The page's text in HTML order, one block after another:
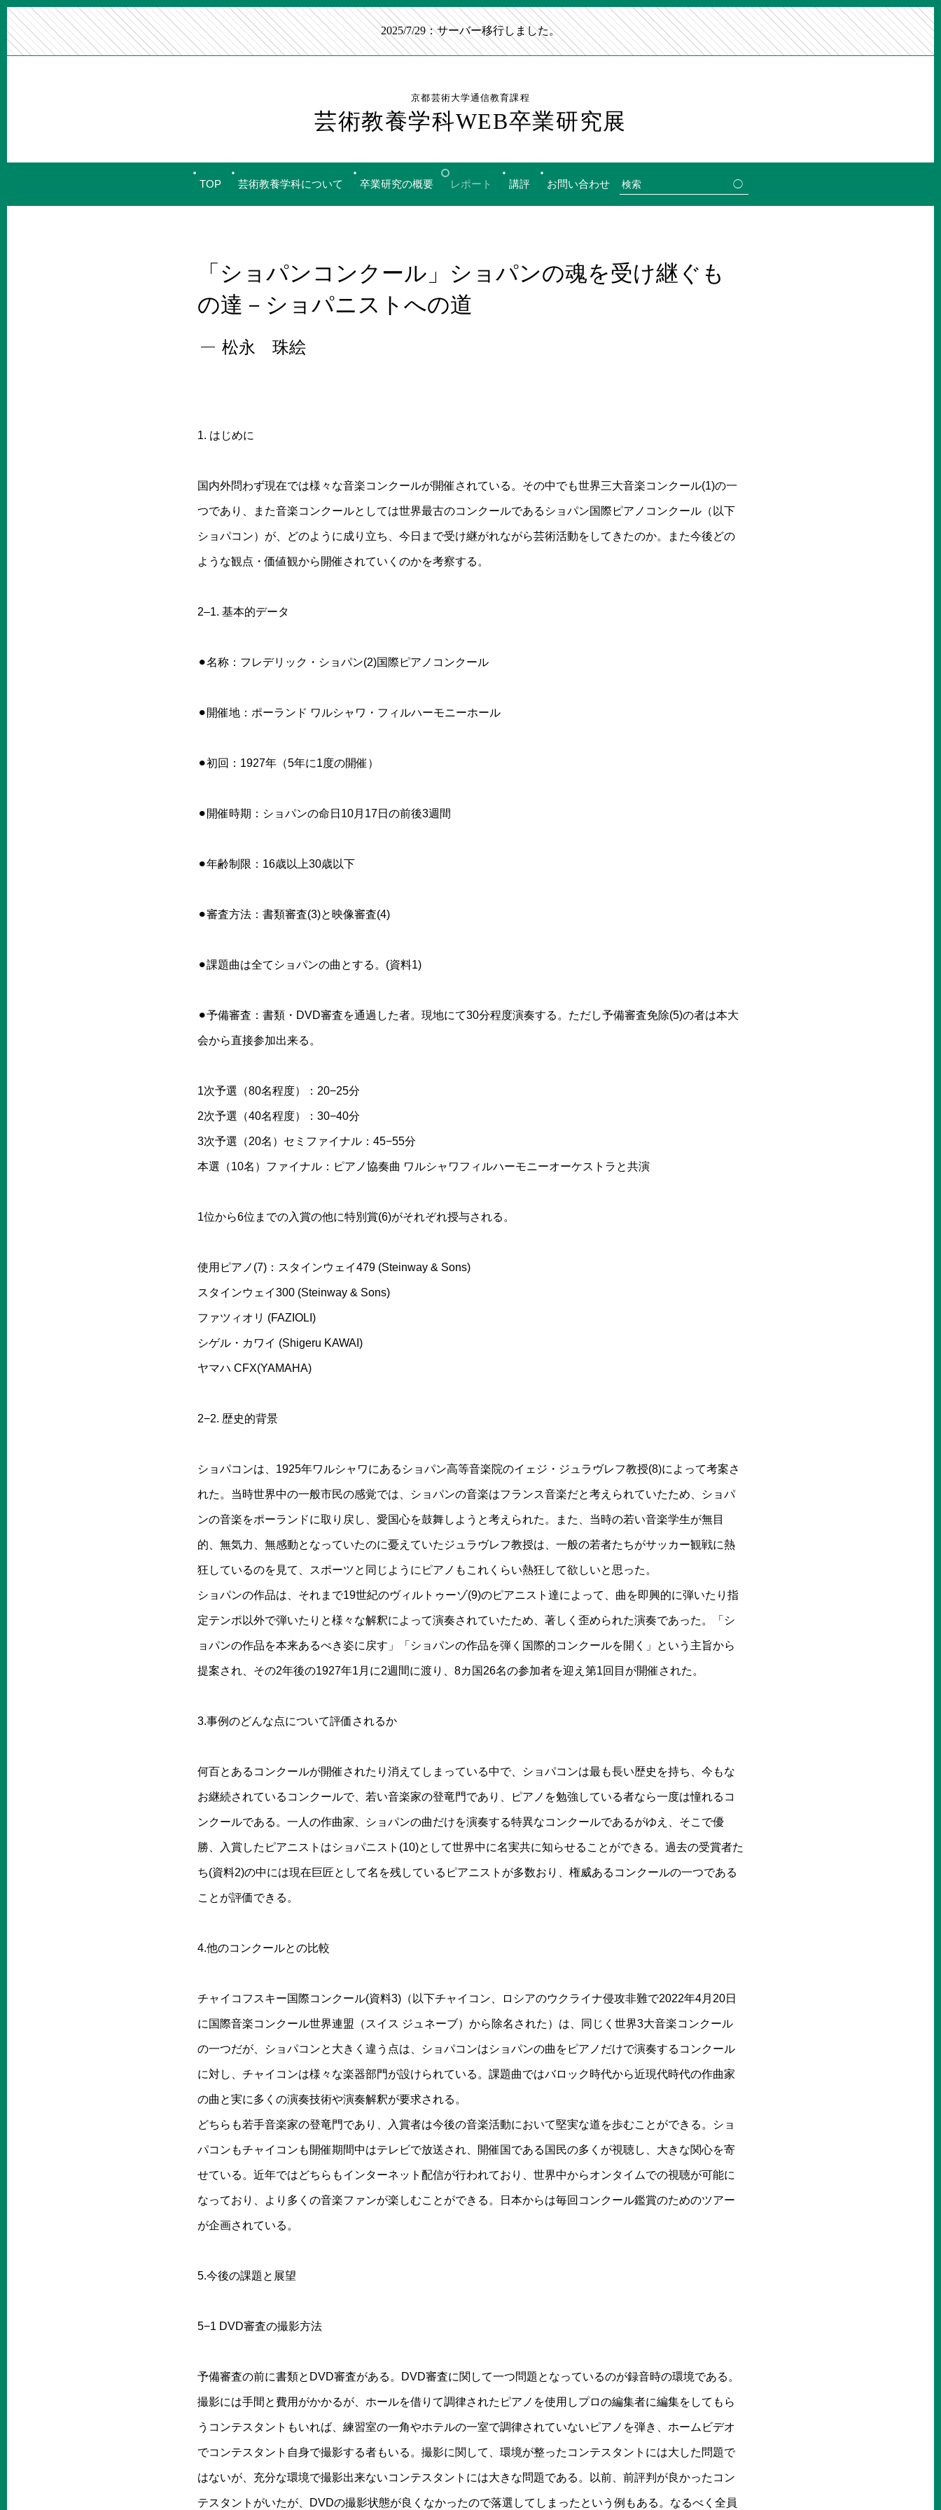
2025/7/29：サーバー移行しました。
京都芸術大学通信教育課程
芸術教養学科WEB卒業研究展
TOP 芸術教養学科について 卒業研究の概要 レポート 講評 お問い合わせ
「ショパンコンクール」ショパンの魂を受け継ぐも
の達－ショパニストへの道
松永 珠絵
1. はじめに
国内外問わず現在では様々な音楽コンクールが開催されている。その中でも世界三大音楽コンクール(1)の一
つであり、また音楽コンクールとしては世界最古のコンクールであるショパン国際ピアノコンクール（以下
ショパコン）が、どのように成り立ち、今日まで受け継がれながら芸術活動をしてきたのか。また今後どの
ような観点・価値観から開催されていくのかを考察する。
2–1. 基本的データ
⚫︎名称：フレデリック・ショパン(2)国際ピアノコンクール
⚫︎開催地：ポーランド ワルシャワ・フィルハーモニーホール
⚫︎初回：1927年（5年に1度の開催）
⚫︎開催時期：ショパンの命日10月17日の前後3週間
⚫︎年齢制限：16歳以上30歳以下
⚫︎審査方法：書類審査(3)と映像審査(4)
⚫︎課題曲は全てショパンの曲とする。(資料1)
⚫︎予備審査：書類・DVD審査を通過した者。現地にて30分程度演奏する。ただし予備審査免除(5)の者は本大
会から直接参加出来る。
1次予選（80名程度）：20−25分
2次予選（40名程度）：30−40分
3次予選（20名）セミファイナル：45−55分
本選（10名）ファイナル：ピアノ協奏曲 ワルシャワフィルハーモニーオーケストラと共演
1位から6位までの入賞の他に特別賞(6)がそれぞれ授与される。
使用ピアノ(7)：スタインウェイ479 (Steinway & Sons)
スタインウェイ300 (Steinway & Sons)
ファツィオリ (FAZIOLI)
シゲル・カワイ (Shigeru KAWAI)
ヤマハ CFX(YAMAHA)
2−2. 歴史的背景
ショパコンは、1925年ワルシャワにあるショパン高等音楽院のイェジ・ジュラヴレフ教授(8)によって考案さ
れた。当時世界中の一般市民の感覚では、ショパンの音楽はフランス音楽だと考えられていたため、ショパ
ンの音楽をポーランドに取り戻し、愛国心を鼓舞しようと考えられた。また、当時の若い音楽学生が無目
的、無気力、無感動となっていたのに憂えていたジュラヴレフ教授は、一般の若者たちがサッカー観戦に熱
狂しているのを見て、スポーツと同じようにピアノもこれくらい熱狂して欲しいと思った。
ショパンの作品は、それまで19世紀のヴィルトゥーゾ(9)のピアニスト達によって、曲を即興的に弾いたり指
定テンポ以外で弾いたりと様々な解釈によって演奏されていたため、著しく歪められた演奏であった。「シ
ョパンの作品を本来あるべき姿に戻す」「ショパンの作品を弾く国際的コンクールを開く」という主旨から
提案され、その2年後の1927年1月に2週間に渡り、8カ国26名の参加者を迎え第1回目が開催された。
3.事例のどんな点について評価されるか
何百とあるコンクールが開催されたり消えてしまっている中で、ショパコンは最も長い歴史を持ち、今もな
お継続されているコンクールで、若い音楽家の登竜門であり、ピアノを勉強している者なら一度は憧れるコ
ンクールである。一人の作曲家、ショパンの曲だけを演奏する特異なコンクールであるがゆえ、そこで優
勝、入賞したピアニストはショパニスト(10)として世界中に名実共に知らせることができる。過去の受賞者た
ち(資料2)の中には現在巨匠として名を残しているピアニストが多数おり、権威あるコンクールの一つである
ことが評価できる。
4.他のコンクールとの比較
チャイコフスキー国際コンクール(資料3)（以下チャイコン、ロシアのウクライナ侵攻非難で2022年4月20日
に国際音楽コンクール世界連盟（スイス ジュネーブ）から除名された）は、同じく世界3大音楽コンクール
の一つだが、ショパコンと大きく違う点は、ショパコンはショパンの曲をピアノだけで演奏するコンクール
に対し、チャイコンは様々な楽器部門が設けられている。課題曲ではバロック時代から近現代時代の作曲家
の曲と実に多くの演奏技術や演奏解釈が要求される。
どちらも若手音楽家の登竜門であり、入賞者は今後の音楽活動において堅実な道を歩むことができる。ショ
パコンもチャイコンも開催期間中はテレビで放送され、開催国である国民の多くが視聴し、大きな関心を寄
せている。近年ではどちらもインターネット配信が行われており、世界中からオンタイムでの視聴が可能に
なっており、より多くの音楽ファンが楽しむことができる。日本からは毎回コンクール鑑賞のためのツアー
が企画されている。
5.今後の課題と展望
5−1 DVD審査の撮影方法
予備審査の前に書類とDVD審査がある。DVD審査に関して一つ問題となっているのが録音時の環境である。
撮影には手間と費用がかかるが、ホールを借りて調律されたピアノを使用しプロの編集者に編集をしてもら
うコンテスタントもいれば、練習室の一角やホテルの一室で調律されていないピアノを弾き、ホームビデオ
でコンテスタント自身で撮影する者もいる。撮影に関して、環境が整ったコンテスタントには大した問題で
はないが、充分な環境で撮影出来ないコンテスタントには大きな問題である。以前、前評判が良かったコン
テスタントがいたが、DVDの撮影状態が良くなかったので落選してしまったという例もある。なるべく全員